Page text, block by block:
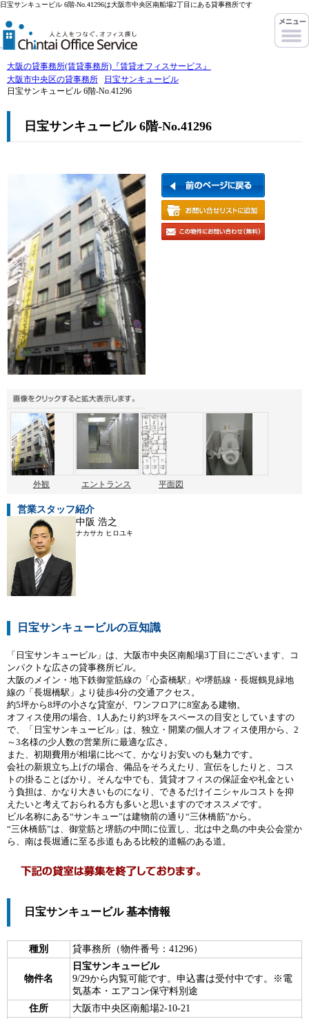
日宝サンキュービル 6階-No.41296は大阪市中央区南船場2丁目にある貸事務所です
大阪の貸事務所(賃貸事務所)『賃貸オフィスサービス』
大阪市中央区の貸事務所
日宝サンキュービル
日宝サンキュービル 6階-No.41296
日宝サンキュービル 6階-No.41296
外観 エントランス 平面図
営業スタッフ紹介
中阪 浩之
ナカサカ ヒロユキ
日宝サンキュービルの豆知識
「日宝サンキュービル」は、大阪市中央区南船場3丁目にございます、コ
ンパクトな広さの貸事務所ビル。
大阪のメイン・地下鉄御堂筋線の「心斎橋駅」や堺筋線・長堀鶴見緑地
線の「長堀橋駅」より徒歩4分の交通アクセス。
約5坪から8坪の小さな貸室が、ワンフロアに8室ある建物。
オフィス使用の場合、1人あたり約3坪をスペースの目安としていますの
で、「日宝サンキュービル」は、独立・開業の個人オフィス使用から、2
～3名様の少人数の営業所に最適な広さ。
また、初期費用が相場に比べて、かなりお安いのも魅力です。
会社の新規立ち上げの場合、備品をそろえたり、宣伝をしたりと、コス
トの掛ることばかり。そんな中でも、賃貸オフィスの保証金や礼金とい
う負担は、かなり大きいものになり、できるだけイニシャルコストを抑
えたいと考えておられる方も多いと思いますのでオススメです。
ビル名称にある“サンキュー”は建物前の通り“三休橋筋”から。
“三休橋筋”は、御堂筋と堺筋の中間に位置し、北は中之島の中央公会堂か
ら、南は長堀通に至る歩道もある比較的道幅のある道。
日宝サンキュービル 基本情報
種別 貸事務所（物件番号：41296）
物件名
日宝サンキュービル
9/29から内覧可能です。申込書は受付中です。※電
気基本・エアコン保守料別途
住所
大阪市中央区南船場2-10-21